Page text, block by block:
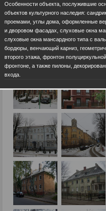
Особенности объекта, послужившие
объектов культурного наследия:
проемами, углы дома, оформленные
и дворовом фасадах, слуховые окна
слуховые окна мансардного типа с
бордюры, венчающий карниз,
второго этажа, фронтон
фронтоне, а также пилоны,
входа.